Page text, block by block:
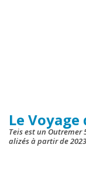
Le Voyage
Teis est un
alizés à partir de